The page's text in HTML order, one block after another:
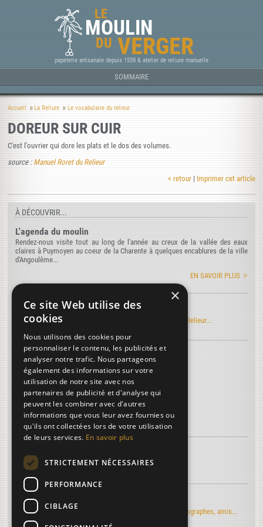
LE
MOULIN
DU VERGER
papeterie artisanale depuis 1539 & atelier de reliure manuelle
SOMMAIRE
Accueil La Reliure Le vocabulaire du relieur
DOREUR SUR CUIR
C'est l'ouvrier qui dore les plats et le dos des volumes.
source : Manuel Roret du Relieur
< retour | Imprimer cet article
À DÉCOUVRIR...
L'agenda du moulin
Rendez-nous visite tout au long de l'année au creux de la vallée des eaux
claires à Puymoyen au coeur de la Charente à quelques encablures de la ville
d'Angoulême...
EN SAVOIR PLUS
Manuel Roret du Relieur
Découvrez l'édition électronique du manuel Roret du Relieur...
Découvrez le vocabulaire de la reliure ...
Lignes de pied
Cartons
Doreur sur tranches
Plus de termes...
Article de Art & Métiers du Livre
Regards d'artistes...
Le moulin du Verger vu par les artistes-peintres, photographes, amis...
×
Ce site Web utilise des
cookies
Nous utilisons des cookies pour
personnaliser le contenu, les publicités et
analyser notre trafic. Nous partageons
également des informations sur votre
utilisation de notre site avec nos
partenaires de publicité et d'analyse qui
peuvent les combiner avec d'autres
informations que vous leur avez fournies ou
qu'ils ont collectées lors de votre utilisation
de leurs services. En savoir plus
STRICTEMENT NÉCESSAIRES
PERFORMANCE
CIBLAGE